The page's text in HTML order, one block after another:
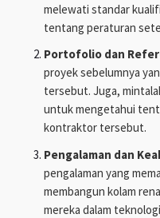
melewati standar
tentang peraturan
Portofolio dan
proyek sebelumnya
tersebut. Juga,
untuk mengetahui
kontraktor tersebut.
Pengalaman dan
pengalaman yang
membangun kolam
mereka dalam